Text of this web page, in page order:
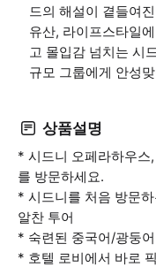
드의 해설이 곁들여
유산, 라이프스타일
고 몰입감 넘치는 시
규모 그룹에게 안성
상품설명
* 시드니 오페라하우스
를 방문하세요.
* 시드니를 처음 방문
알찬 투어
* 숙련된 중국어/광둥
* 호텔 로비에서 바로